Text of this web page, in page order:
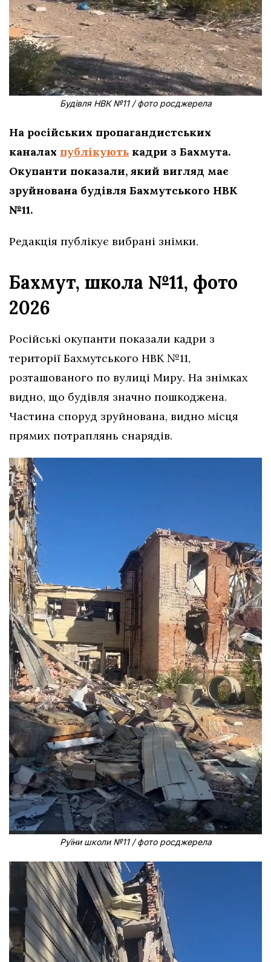
Будівля НВК №11 / фото росджерела
На російських пропагандистських
каналах публікують кадри з Бахмута.
Окупанти показали, який вигляд має
зруйнована будівля Бахмутського НВК
№11.
Редакція публікує вибрані знімки.
Бахмут, школа №11, фото
2026
Російські окупанти показали кадри з
території Бахмутського НВК №11,
розташованого по вулиці Миру. На знімках
видно, що будівля значно пошкоджена.
Частина споруд зруйнована, видно місця
прямих потраплянь снарядів.
Руїни школи №11 / фото росджерела